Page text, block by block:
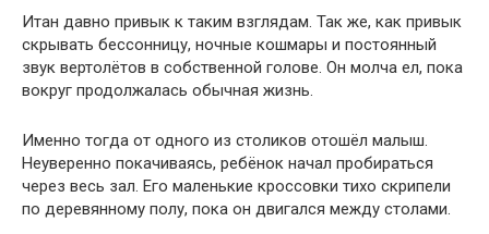
Итан давно привык к таким взглядам. Так же, как привык
скрывать бессонницу, ночные кошмары и постоянный
звук вертолётов в собственной голове. Он молча ел, пока
вокруг продолжалась обычная жизнь.
Именно тогда от одного из столиков отошёл малыш.
Неуверенно покачиваясь, ребёнок начал пробираться
через весь зал. Его маленькие кроссовки тихо скрипели
по деревянному полу, пока он двигался между столами.